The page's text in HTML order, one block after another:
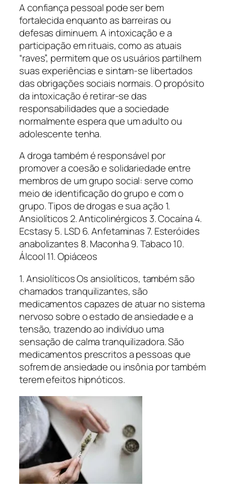
A confiança pessoal pode ser bem
fortalecida enquanto as barreiras ou
defesas diminuem. A intoxicação e a
participação em rituais, como as atuais
“raves”, permitem que os usuários partilhem
suas experiências e sintam-se libertados
das obrigações sociais normais. O propósito
da intoxicação é retirar-se das
responsabilidades que a sociedade
normalmente espera que um adulto ou
adolescente tenha.
A droga também é responsável por
promover a coesão e solidariedade entre
membros de um grupo social: serve como
meio de identificação do grupo e com o
grupo. Tipos de drogas e sua ação 1.
Ansiolíticos 2. Anticolinérgicos 3. Cocaína 4.
Ecstasy 5. LSD 6. Anfetaminas 7. Esteróides
anabolizantes 8. Maconha 9. Tabaco 10.
Álcool 11. Opiáceos
1. Ansiolíticos Os ansiolíticos, também são
chamados tranquilizantes, são
medicamentos capazes de atuar no sistema
nervoso sobre o estado de ansiedade e a
tensão, trazendo ao indivíduo uma
sensação de calma tranquilizadora. São
medicamentos prescritos a pessoas que
sofrem de ansiedade ou insônia por também
terem efeitos hipnóticos.